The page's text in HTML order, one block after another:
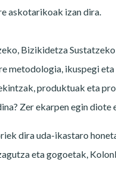
askotarikoak izan dira.
Bizikidetza
metodologia, ikuspegi
produktuak eta
Zer ekarpen egin
dira uda-ikastaro
eta gogoetak,